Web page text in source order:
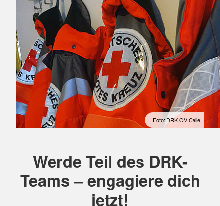
Foto: DRK OV Celle
Werde Teil des DRK-
Teams – engagiere dich
jetzt!